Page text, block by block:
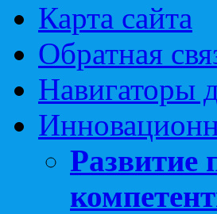
Карта сайта
Обратная
Навигаторы
Развитие